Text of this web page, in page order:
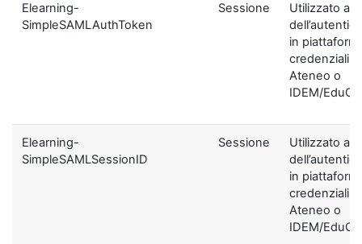
Elearning-
SimpleSAMLAuthToken
Sessione
Utilizzato ai
in
credenziali di
Ateneo o
IDEM/
Elearning-
SimpleSAMLSessionID
Sessione
Utilizzato ai
in
credenziali di
Ateneo o
IDEM/